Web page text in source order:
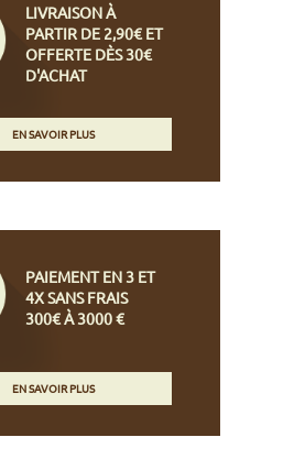
LIVRAISON À
PARTIR DE 2,90€ ET
OFFERTE DÈS 30€
D'ACHAT
EN SAVOIR PLUS
PAIEMENT EN 3 ET
4X SANS FRAIS
300€ À 3000 €
EN SAVOIR PLUS